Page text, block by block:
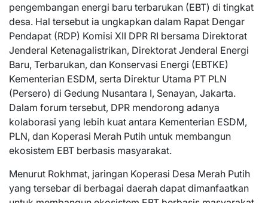
pengembangan energi baru terbarukan (EBT) di tingkat
desa. Hal tersebut ia ungkapkan dalam Rapat Dengar
Pendapat (RDP) Komisi XII DPR RI bersama Direktorat
Jenderal Ketenagalistrikan, Direktorat Jenderal Energi
Baru, Terbarukan, dan Konservasi Energi (EBTKE)
Kementerian ESDM, serta Direktur Utama PT PLN
(Persero) di Gedung Nusantara I, Senayan, Jakarta.
Dalam forum tersebut, DPR mendorong adanya
kolaborasi yang lebih kuat antara Kementerian ESDM,
PLN, dan Koperasi Merah Putih untuk membangun
ekosistem EBT berbasis masyarakat.
Menurut Rokhmat, jaringan Koperasi Desa Merah Putih
yang tersebar di berbagai daerah dapat dimanfaatkan